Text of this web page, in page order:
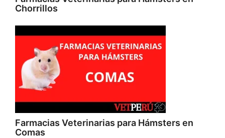
Chorrillos
Farmacias Veterinarias para Hámsters en
Comas